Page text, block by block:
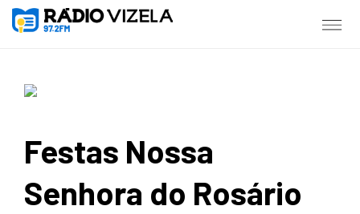
Festas Nossa
Senhora do Rosário